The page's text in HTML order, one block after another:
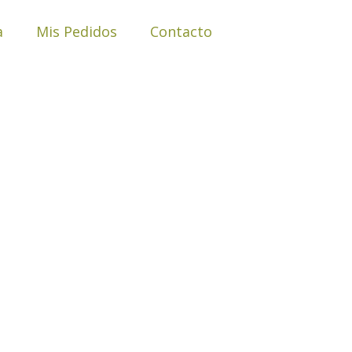
Mis Pedidos Contacto